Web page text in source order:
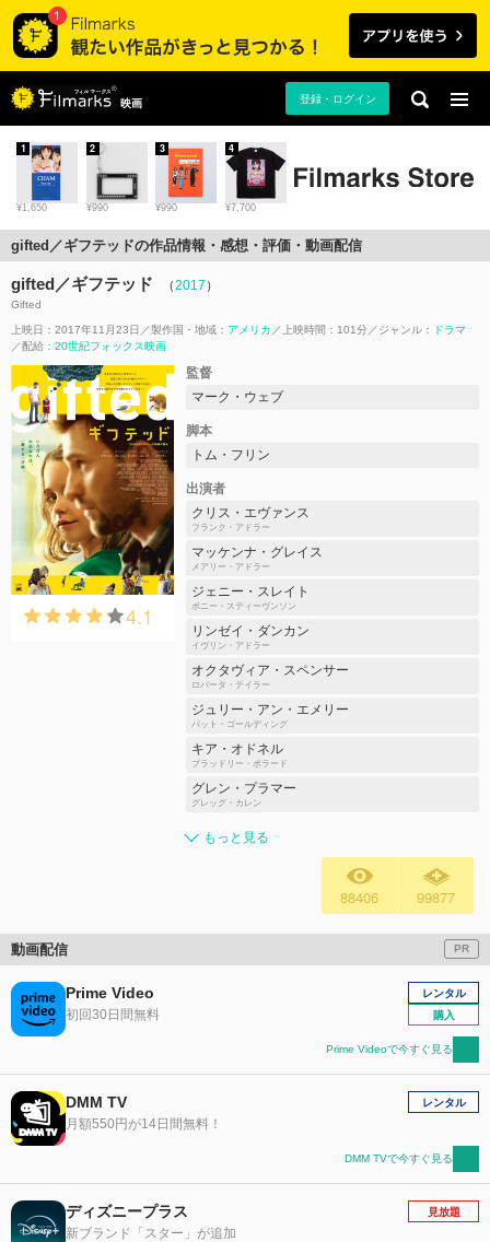
映画 登録・ログイン
¥1,650
1
¥990
2
¥990
3
¥7,700
4
gifted／ギフテッドの作品情報・感想・評価・動画配信
gifted／ギフテッド （2017 ）
Gifted
上映日：2017年11月23日 製作国・地域： アメリカ 上映時間：101分 ジャンル：
ドラマ
配給： 20世紀フォックス映画
4.1
監督
マーク・ウェブ
脚本
トム・フリン
出演者
クリス・エヴァンス
フランク・アドラー
マッケンナ・グレイス
メアリー・アドラー
ジェニー・スレイト
ボニー・スティーヴンソン
リンゼイ・ダンカン
イヴリン・アドラー
オクタヴィア・スペンサー
ロバータ・テイラー
ジュリー・アン・エメリー
パット・ゴールディング
キア・オドネル
ブラッドリー・ポラード
グレン・プラマー
グレッグ・カレン
もっと見る
88406 99877
動画配信 PR
Prime Video
初回30日間無料
レンタル
購入
Prime Videoで今すぐ見る
DMM TV
月額550円が14日間無料！
レンタル
DMM TVで今すぐ見る
ディズニープラス
新ブランド「スター」が追加
見放題